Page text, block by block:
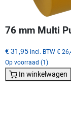
76 mm Multi
€ 31,95 incl. BTW €
Op voorraad (1)
In winkelwagen